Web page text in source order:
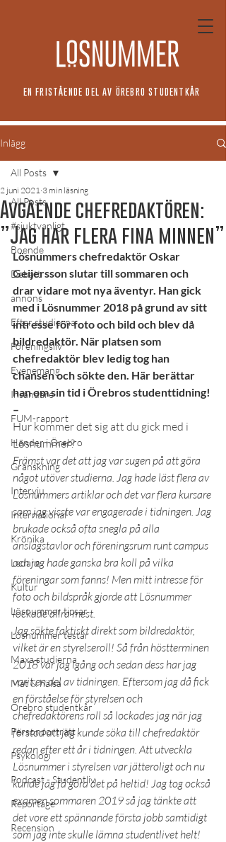
EN FRISTÅENDE DEL AV ÖREBRO STUDENTKÅR
Inlägg
All Posts
#sjuktvanligt
Boende
Debatt
annons
Efter studierna
Föreningsliv
Evenemang
Insändare
FUM-rapport
Händer i Örebro
Granskning
Intervju
International
Krönika
Ledare
Kultur
Lösnummer tipsar
Lösnummer testar
Maxa studierna
Mat & hälsa
Örebro studentkår
Personporträtt
Psykologi
Podcast - Studentliv
Reportage
Recension
All Posts
Avgående chefredaktören:
”Jag har flera fina minnen”
2 juni 2021 3 min läsning
Lösnummers chefredaktör Oskar
Geijersson slutar till sommaren och
drar vidare mot nya äventyr. Han gick
med i Lösnummer 2018 på grund av sitt
intresse för foto och bild och blev då
bildredaktör. När platsen som
chefredaktör blev ledig tog han
chansen och sökte den. Här berättar
han om sin tid i Örebros studenttidning!
–
Hur kommer det sig att du gick med i
Lösnummer?
Främst var det att jag var sugen på att göra
något utöver studierna. Jag hade läst flera av
Lösnummers artiklar och det var flera kursare
som jag visste var engagerade i tidningen. Jag
brukade också ofta snegla på alla
anslagstavlor och föreningsrum runt campus
och jag hade ganska bra koll på vilka
föreningar som fanns! Men mitt intresse för
foto och bildspråk gjorde att Lösnummer
lockade allra mest.
Jag sökte faktiskt direkt som bildredaktör,
vilket är en styrelseroll! Så från höstterminen
2018 var jag igång och sedan dess har jag
varit en del av tidningen. Eftersom jag då fick
en förståelse för styrelsen och
chefredaktörens roll så lockades jag när jag
förstod att jag kunde söka till chefredaktör
redan efter ett år i tidningen. Att utveckla
Lösnummer i styrelsen var jätteroligt och nu
kunde jag få göra det på heltid! Jag tog också
examen sommaren 2019 så jag tänkte att
det vore ett spännande första jobb samtidigt
som jag inte skulle lämna studentlivet helt!